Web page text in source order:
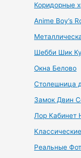
Коридорные
Anime Boy’s
Шебби Шик
Окна Белово
Столешница
Замок Двин
Лор Кабинет
Реальные